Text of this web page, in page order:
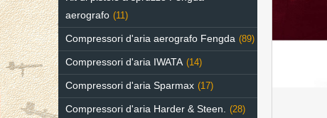
aerografo (11)
Compressori d'aria aerografo Fengda (89)
Compressori d'aria IWATA (14)
Compressori d'aria Sparmax (17)
Compressori d'aria Harder & Steen. (28)